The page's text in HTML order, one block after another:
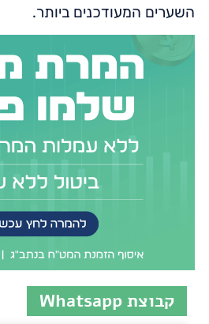
השערים המעודכנים ביותר.
קבוצת Whatsapp